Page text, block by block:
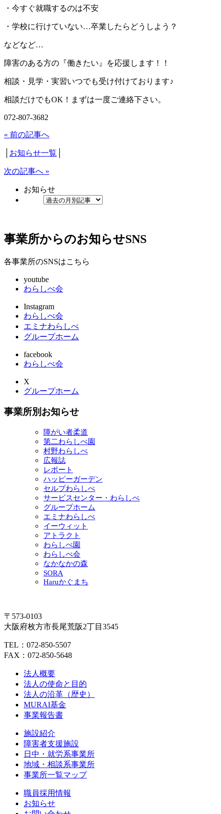
・今すぐ就職するのは不安
・学校に行けていない…卒業したらどうしよう？
などなど…
障害のある方の『働きたい』を応援します！！
相談・見学・実習いつでも受け付けております♪
相談だけでもOK！まずは一度ご連絡下さい。
072-807-3682
« 前の記事へ
お知らせ一覧
次の記事へ »
お知らせ
事業所からのお知らせSNS
各事業所のSNSはこちら
youtube
わらしべ会
Instagram
わらしべ会
エミナわらしべ
グループホーム
facebook
わらしべ会
X
グループホーム
事業所別お知らせ
障がい者柔道
第二わらしべ園
村野わらしべ
広報誌
レポート
ハッピーガーデン
セルプわらしべ
サービスセンター・わらしべ
グループホーム
エミナわらしべ
イーウィット
アトラクト
わらしべ園
わらしべ会
なかなかの森
SORA
Haruかぐまち
〒573-0103
大阪府枚方市長尾荒阪2丁目3545
TEL：072-850-5507
FAX：072-850-5648
法人概要
法人の使命と目的
法人の沿革（歴史）
MURAI基金
事業報告書
施設紹介
障害者支援施設
日中・就労系事業所
地域・相談系事業所
事業所一覧マップ
職員採用情報
お知らせ